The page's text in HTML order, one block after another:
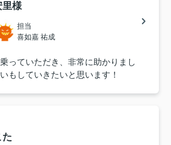
里様
担当
喜如嘉 祐成
っていただき、非常に助かりまし
もしていきたいと思います！
た